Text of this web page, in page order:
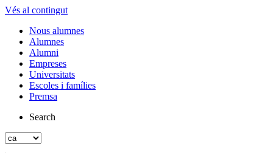
Vés al contingut
Nous alumnes
Alumnes
Alumni
Empreses
Universitats
Escoles i famílies
Premsa
Search